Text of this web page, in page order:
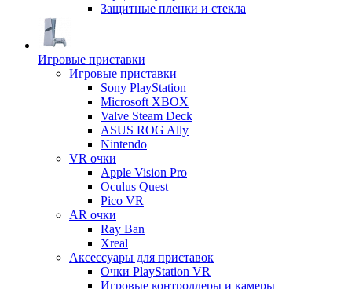
Защитные пленки и стекла
Игровые приставки
Игровые приставки
Sony PlayStation
Microsoft XBOX
Valve Steam Deck
ASUS ROG Ally
Nintendo
VR очки
Apple Vision Pro
Oculus Quest
Pico VR
AR очки
Ray Ban
Xreal
Аксессуары для приставок
Очки PlayStation VR
Игровые контроллеры и камеры